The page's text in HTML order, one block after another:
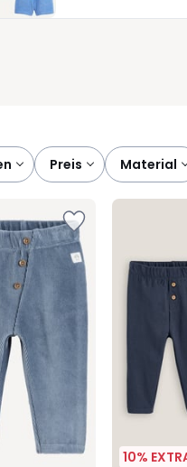
Hosen für Jungen
preis material
10%